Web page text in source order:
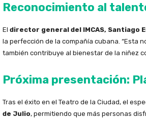
Reconocimiento al
El director general del IMCAS, Santiago
la perfección de la compañía cubana. “Esta
también contribuye al bienestar de la niñez
Próxima presentación:
Tras el éxito en el Teatro de la Ciudad, el
de Julio, permitiendo que más personas